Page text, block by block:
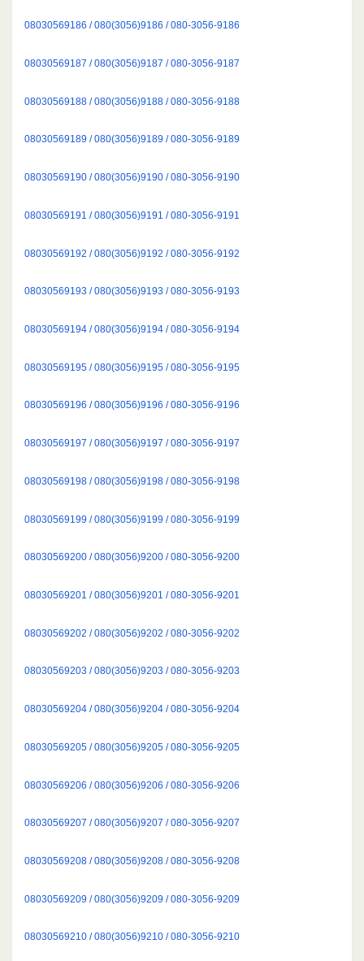
08030569186 / 080(3056)9186 / 080-3056-9186
08030569187 / 080(3056)9187 / 080-3056-9187
08030569188 / 080(3056)9188 / 080-3056-9188
08030569189 / 080(3056)9189 / 080-3056-9189
08030569190 / 080(3056)9190 / 080-3056-9190
08030569191 / 080(3056)9191 / 080-3056-9191
08030569192 / 080(3056)9192 / 080-3056-9192
08030569193 / 080(3056)9193 / 080-3056-9193
08030569194 / 080(3056)9194 / 080-3056-9194
08030569195 / 080(3056)9195 / 080-3056-9195
08030569196 / 080(3056)9196 / 080-3056-9196
08030569197 / 080(3056)9197 / 080-3056-9197
08030569198 / 080(3056)9198 / 080-3056-9198
08030569199 / 080(3056)9199 / 080-3056-9199
08030569200 / 080(3056)9200 / 080-3056-9200
08030569201 / 080(3056)9201 / 080-3056-9201
08030569202 / 080(3056)9202 / 080-3056-9202
08030569203 / 080(3056)9203 / 080-3056-9203
08030569204 / 080(3056)9204 / 080-3056-9204
08030569205 / 080(3056)9205 / 080-3056-9205
08030569206 / 080(3056)9206 / 080-3056-9206
08030569207 / 080(3056)9207 / 080-3056-9207
08030569208 / 080(3056)9208 / 080-3056-9208
08030569209 / 080(3056)9209 / 080-3056-9209
08030569210 / 080(3056)9210 / 080-3056-9210